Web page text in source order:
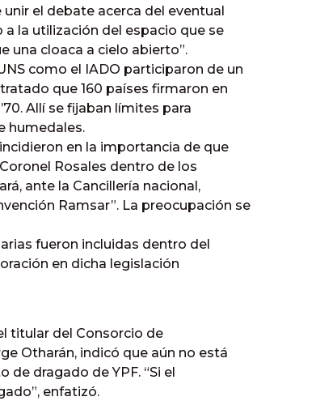
el debate acerca del eventual
la utilización del espacio que se
una cloaca a cielo abierto”.
como el IADO participaron de un
que 160 países firmaron en
Allí se fijaban límites para
humedales.
en la importancia de que
Rosales dentro de los
ante la Cancillería nacional,
Ramsar”. La preocupación se
fueron incluidas dentro del
en dicha legislación
titular del Consorcio de
Otharán, indicó que aún no está
dragado de YPF. “Si el
enfatizó.